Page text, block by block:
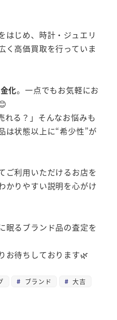
はじめ、時計・ジュエリ
く高価買取を行っていま
化。一点でもお気軽にお
れる？」そんなお悩みも
は状態以上に“希少性”が
ご利用いただけるお店を
かりやすい説明を心がけ
眠るブランド品の査定を
お待ちしております🌿
ブランド
大吉